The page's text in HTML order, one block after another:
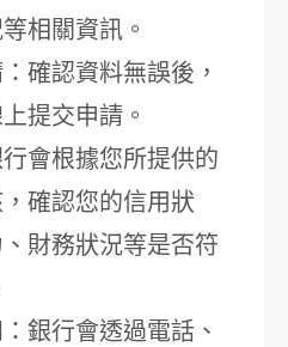
相關資訊。
確認資料無誤後，
提交申請。
會根據您所提供的
確認您的信用狀
財務狀況等是否符
銀行會透過電話、